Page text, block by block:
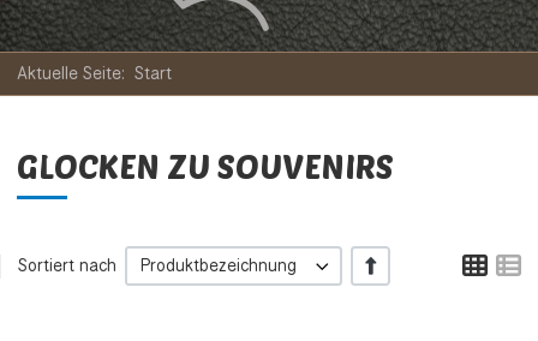
Aktuelle Seite: Start
GLOCKEN ZU SOUVENIRS
Sortiert nach Produktbezeichnung +/-